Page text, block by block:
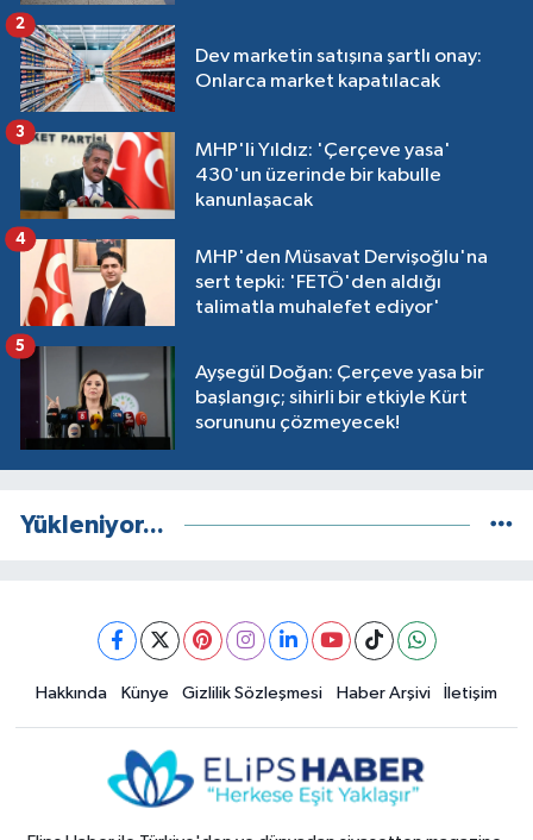
Dev marketin satışına şartlı onay:
Onlarca market kapatılacak
2
MHP'li Yıldız: 'Çerçeve yasa'
430'un üzerinde bir kabulle
kanunlaşacak
3
MHP'den Müsavat Dervişoğlu'na
sert tepki: 'FETÖ'den aldığı
talimatla muhalefet ediyor'
4
Ayşegül Doğan: Çerçeve yasa bir
başlangıç; sihirli bir etkiyle Kürt
sorununu çözmeyecek!
5
Yükleniyor...
Hakkında Künye Gizlilik Sözleşmesi Haber Arşivi İletişim